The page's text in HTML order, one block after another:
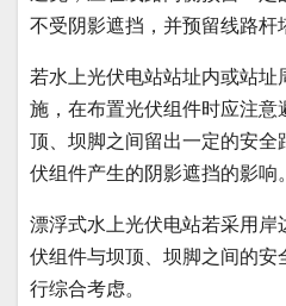
不受阴影遮挡，并预留线路杆
若水上光伏电站站址内或站址
施，在布置光伏组件时应注意
顶、坝脚之间留出一定的安
伏组件产生的阴影遮挡的影响。
漂浮式水上光伏电站若采用岸
伏组件与坝顶、坝脚之间的安
行综合考虑。